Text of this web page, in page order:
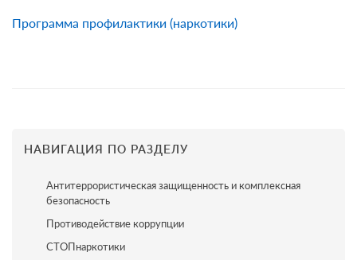
Программа профилактики (наркотики)
НАВИГАЦИЯ ПО РАЗДЕЛУ
Антитеррористическая защищенность и комплексная
безопасность
Противодействие коррупции
СТОПнаркотики